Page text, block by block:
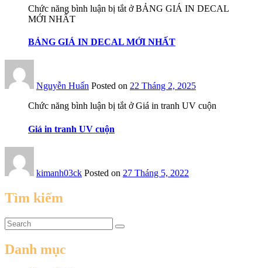
Chức năng bình luận bị tắt ở BẢNG GIÁ IN DECAL
MỚI NHẤT
BẢNG GIÁ IN DECAL MỚI NHẤT
Nguyễn Huấn Posted on 22 Tháng 2, 2025
Chức năng bình luận bị tắt ở Giá in tranh UV cuộn
Giá in tranh UV cuộn
kimanh03ck Posted on 27 Tháng 5, 2022
Tìm kiếm
Danh mục